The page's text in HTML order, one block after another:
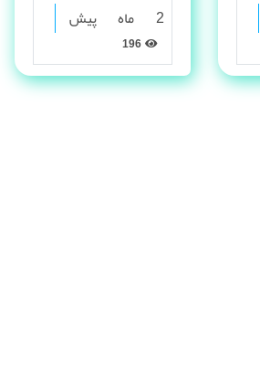
2 ماه پیش